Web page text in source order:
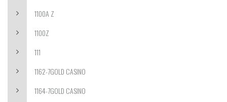
1100A Z
1100Z
111
1162-7GOLD CASINO
1164-7GOLD CASINO